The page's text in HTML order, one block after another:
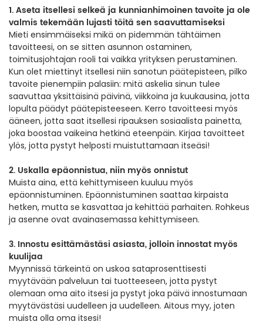
1. Aseta itsellesi selkeä ja kunnianhimoinen tavoite ja ole
valmis tekemään lujasti töitä sen saavuttamiseksi
Mieti ensimmäiseksi mikä on pidemmän tähtäimen
tavoitteesi, on se sitten asunnon ostaminen,
toimitusjohtajan rooli tai vaikka yrityksen perustaminen.
Kun olet miettinyt itsellesi niin sanotun päätepisteen, pilko
tavoite pienempiin palasiin: mitä askelia sinun tulee
saavuttaa yksittäisinä päivinä, viikkoina ja kuukausina, jotta
lopulta päädyt päätepisteeseen. Kerro tavoitteesi myös
ääneen, jotta saat itsellesi ripauksen sosiaalista painetta,
joka boostaa vaikeina hetkinä eteenpäin. Kirjaa tavoitteet
ylös, jotta pystyt helposti muistuttamaan itseäsi!
2. Uskalla epäonnistua, niin myös onnistut
Muista aina, että kehittymiseen kuuluu myös
epäonnistuminen. Epäonnistuminen saattaa kirpaista
hetken, mutta se kasvattaa ja kehittää parhaiten. Rohkeus
ja asenne ovat avainasemassa kehittymiseen.
3. Innostu esittämästäsi asiasta, jolloin innostat myös
kuulijaa
Myynnissä tärkeintä on uskoa sataprosenttisesti
myytävään palveluun tai tuotteeseen, jotta pystyt
olemaan oma aito itsesi ja pystyt joka päivä innostumaan
myytävästäsi uudelleen ja uudelleen. Aitous myy, joten
muista olla oma itsesi!